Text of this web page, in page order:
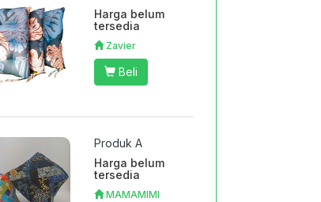
Harga belum
tersedia
Zavier
Beli
Produk A
Harga belum
tersedia
MAMAMIMI